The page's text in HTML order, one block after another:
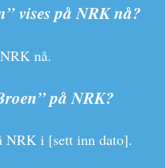
vises på NRK nå?
nå.
på NRK?
NRK i [sett inn dato].